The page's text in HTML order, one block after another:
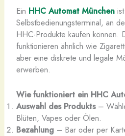
Ein HHC Automat Münchenist
Selbstbedienungsterminal, an
HHC-Produkte kaufen können.
funktionieren ähnlich wie
aber eine diskrete und legale
erwerben.
Wie funktioniert ein HHC
Auswahl des Produkts–
Blüten, Vapes oder Ölen.
Bezahlung– Bar oder per